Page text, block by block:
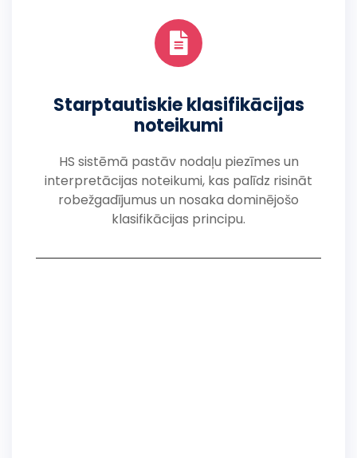
Starptautiskie klasifikācijas
noteikumi
HS sistēmā pastāv nodaļu piezīmes un
interpretācijas noteikumi, kas palīdz risināt
robežgadījumus un nosaka dominējošo
klasifikācijas principu.